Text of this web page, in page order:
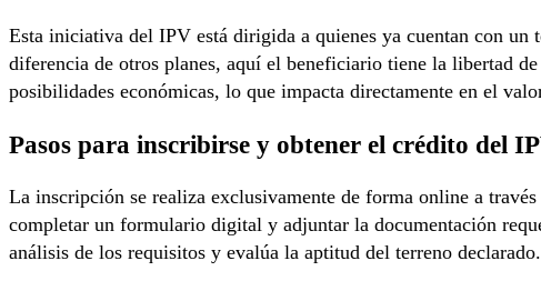
Esta iniciativa del IPV está dirigida a quienes ya cuentan con un
diferencia de otros planes, aquí el beneficiario tiene la libertad
posibilidades económicas, lo que impacta directamente en el
Pasos para inscribirse y obtener el crédito del
La inscripción se realiza exclusivamente de forma online a
completar un formulario digital y adjuntar la documentación
análisis de los requisitos y evalúa la aptitud del terreno declarado.